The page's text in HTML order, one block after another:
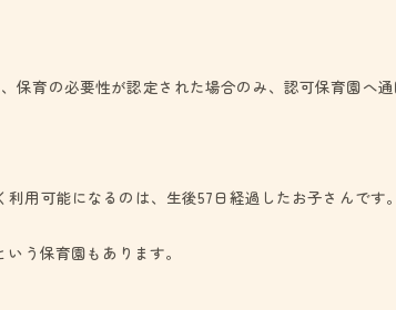
育の必要性が認定された場合のみ、認可保育園へ
用可能になるのは、生後57日経過したお子さんです
う保育園もあります。